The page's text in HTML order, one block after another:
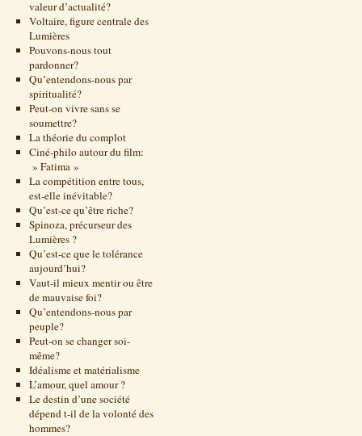
valeur d’actualité?
Voltaire, figure centrale des
Lumières
Pouvons-nous tout
pardonner?
Qu’entendons-nous par
spiritualité?
Peut-on vivre sans se
soumettre?
La théorie du complot
Ciné-philo autour du film:
» Fatima »
La compétition entre tous,
est-elle inévitable?
Qu’est-ce qu’être riche?
Spinoza, précurseur des
Lumières ?
Qu’est-ce que le tolérance
aujourd’hui?
Vaut-il mieux mentir ou être
de mauvaise foi?
Qu’entendons-nous par
peuple?
Peut-on se changer soi-
même?
Idéalisme et matérialisme
L’amour, quel amour ?
Le destin d’une société
dépend t-il de la volonté des
hommes?